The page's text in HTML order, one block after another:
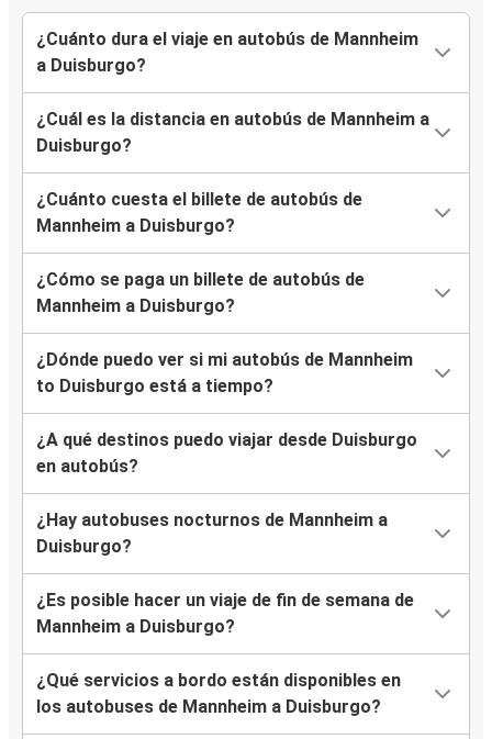
¿Cuánto dura el viaje en autobús de Mannheim
a Duisburgo?
¿Cuál es la distancia en autobús de Mannheim a
Duisburgo?
¿Cuánto cuesta el billete de autobús de
Mannheim a Duisburgo?
¿Cómo se paga un billete de autobús de
Mannheim a Duisburgo?
¿Dónde puedo ver si mi autobús de Mannheim
to Duisburgo está a tiempo?
¿A qué destinos puedo viajar desde Duisburgo
en autobús?
¿Hay autobuses nocturnos de Mannheim a
Duisburgo?
¿Es posible hacer un viaje de fin de semana de
Mannheim a Duisburgo?
¿Qué servicios a bordo están disponibles en
los autobuses de Mannheim a Duisburgo?